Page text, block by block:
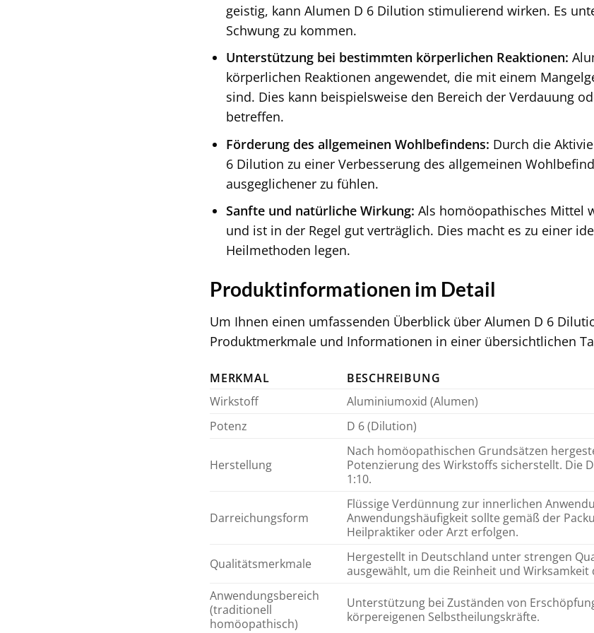
geistig, kann Alumen D 6 Dilution stimulierend wirken. Es
Schwung zu kommen.
Unterstützung bei bestimmten körperlichen Reaktionen:
körperlichen Reaktionen angewendet, die mit einem
sind. Dies kann beispielsweise den Bereich der Verdauung
betreffen.
Förderung des allgemeinen Wohlbefindens: Durch die
6 Dilution zu einer Verbesserung des allgemeinen
ausgeglichener zu fühlen.
Sanfte und natürliche Wirkung: Als homöopathisches Mittel
und ist in der Regel gut verträglich. Dies macht es zu einer
Heilmethoden legen.
Produktinformationen im Detail
Um Ihnen einen umfassenden Überblick über Alumen D 6
Produktmerkmale und Informationen in einer übersichtlichen
MERKMAL
BESCHREIBUNG
Wirkstoff
Aluminiumoxid (Alumen)
Potenz
D 6 (Dilution)
Herstellung
Nach homöopathischen Grundsätzen
Potenzierung des Wirkstoffs sicherstellt. Die
1:10.
Darreichungsform
Flüssige Verdünnung zur innerlichen
Anwendungshäufigkeit sollte gemäß der
Heilpraktiker oder Arzt erfolgen.
Qualitätsmerkmale
Hergestellt in Deutschland unter strengen
ausgewählt, um die Reinheit und
Anwendungsbereich
(traditionell
homöopathisch)
Unterstützung bei Zuständen von
körpereigenen Selbstheilungskräfte.